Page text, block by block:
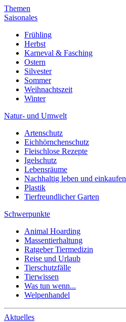
Themen
Saisonales
Frühling
Herbst
Karneval & Fasching
Ostern
Silvester
Sommer
Weihnachtszeit
Winter
Natur- und Umwelt
Artenschutz
Eichhörnchenschutz
Fleischlose Rezepte
Igelschutz
Lebensräume
Nachhaltig leben und einkaufen
Plastik
Tierfreundlicher Garten
Schwerpunkte
Animal Hoarding
Massentierhaltung
Ratgeber Tiermedizin
Reise und Urlaub
Tierschutzfälle
Tierwissen
Was tun wenn...
Welpenhandel
Aktuelles